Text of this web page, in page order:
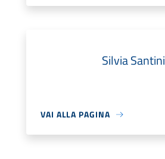
Silvia Santini
VAI ALLA PAGINA